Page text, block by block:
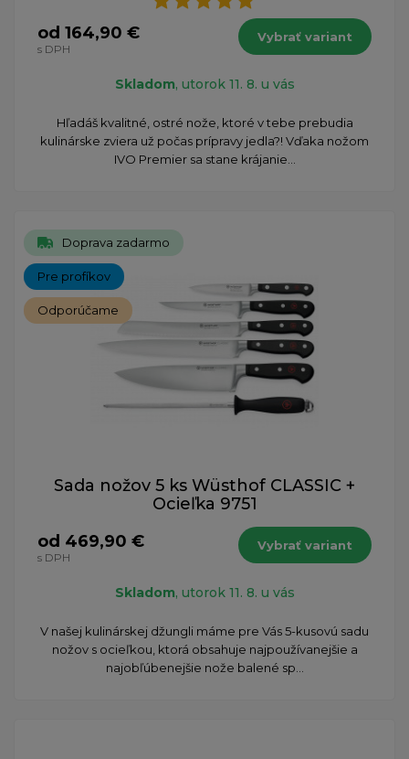
od 164,90 €
s DPH
Vybrať variant
Skladom, utorok 11. 8. u vás
Hľadáš kvalitné, ostré nože, ktoré v tebe prebudia
kulinárske zviera už počas prípravy jedla?! Vďaka nožom
IVO Premier sa stane krájanie...
Doprava zadarmo
Pre profíkov
Odporúčame
Sada nožov 5 ks Wüsthof CLASSIC +
Ocieľka 9751
od 469,90 €
s DPH
Vybrať variant
Skladom, utorok 11. 8. u vás
V našej kulinárskej džungli máme pre Vás 5-kusovú sadu
nožov s ocieľkou, ktorá obsahuje najpoužívanejšie a
najobľúbenejšie nože balené sp...